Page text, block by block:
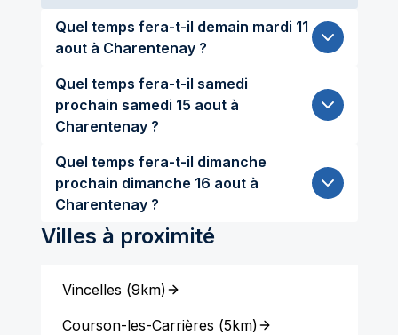
Quel temps fera-t-il demain mardi 11
aout à Charentenay ?
Quel temps fera-t-il samedi
prochain samedi 15 aout à
Charentenay ?
Quel temps fera-t-il dimanche
prochain dimanche 16 aout à
Charentenay ?
Villes à proximité
Vincelles (9km)
Courson-les-Carrières (5km)